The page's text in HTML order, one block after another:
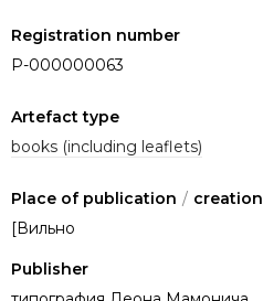
Registration number
P-000000063
Artefact type
books (including leaflets)
Place of publication / creation
[Вильно
Publisher